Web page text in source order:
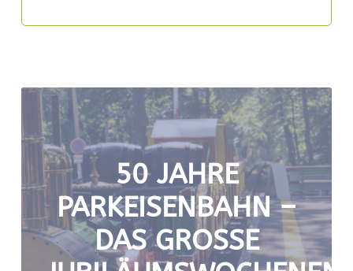
50 JAHRE
PARKEISENBAHN –
DAS GROSSE J